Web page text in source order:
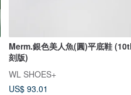
Merm.銀色美人魚(圓)平底鞋
刻版)
WL SHOES+
US$ 93.01